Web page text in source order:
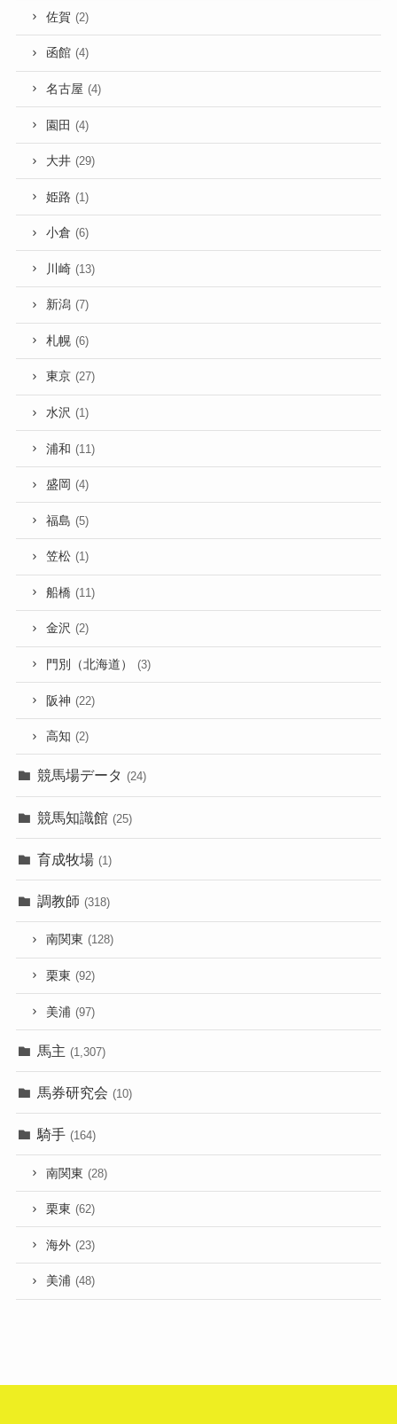
佐賀 (2)
函館 (4)
名古屋 (4)
園田 (4)
大井 (29)
姫路 (1)
小倉 (6)
川崎 (13)
新潟 (7)
札幌 (6)
東京 (27)
水沢 (1)
浦和 (11)
盛岡 (4)
福島 (5)
笠松 (1)
船橋 (11)
金沢 (2)
門別（北海道） (3)
阪神 (22)
高知 (2)
競馬場データ (24)
競馬知識館 (25)
育成牧場 (1)
調教師 (318)
南関東 (128)
栗東 (92)
美浦 (97)
馬主 (1,307)
馬券研究会 (10)
騎手 (164)
南関東 (28)
栗東 (62)
海外 (23)
美浦 (48)